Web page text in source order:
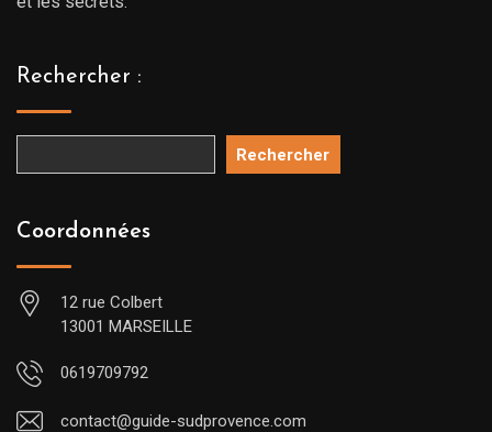
Rechercher :
Rechercher
Coordonnées
12 rue Colbert
13001 MARSEILLE
0619709792
contact@guide-sudprovence.com